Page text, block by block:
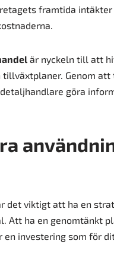
framtida intäkter
är nyckeln till att
Genom att
göra
det viktigt att ha en
Att ha en genomtänkt
investering som för